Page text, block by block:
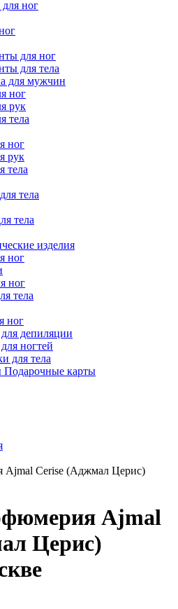
ног
для ног
для тела
для мужчин
ног
рук
тела
ног
рук
тела
тела
тела
изделия
ног
ног
тела
ног
депиляции
ногтей
для тела
Подарочные карты
Ajmal Cerise (Аджмал Церис)
Ajmal
Церис)